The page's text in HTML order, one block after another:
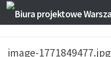
image-1771849477.jpg